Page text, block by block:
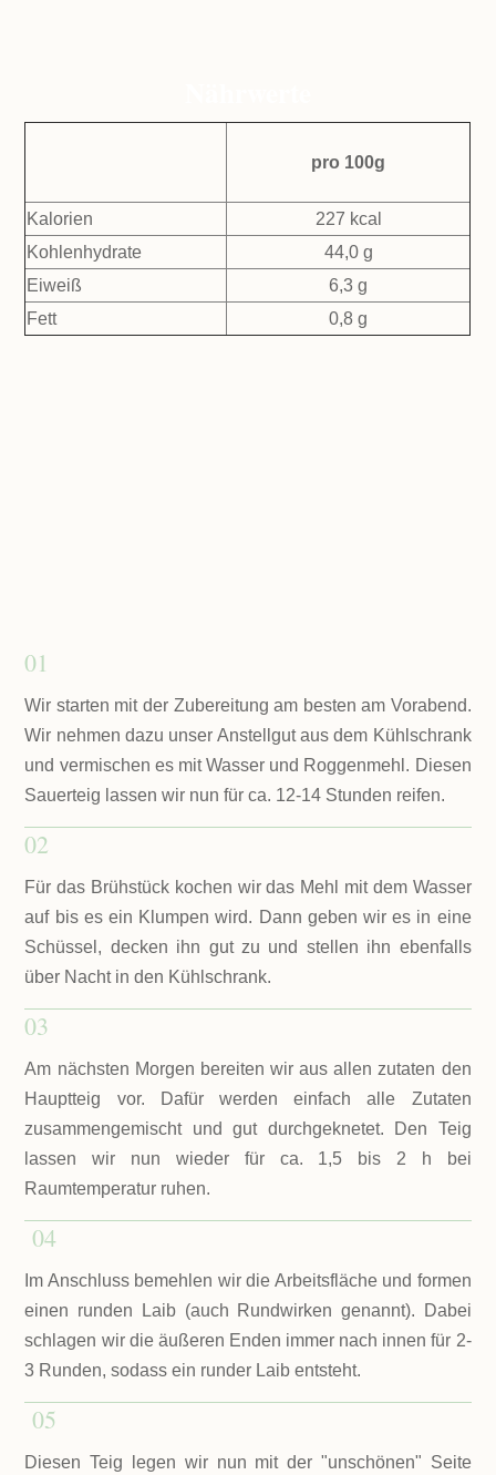
pro 100g
Kalorien
227 kcal
Kohlenhydrate
44,0 g
Eiweiß
6,3 g
Fett
0,8 g
01
Wir starten mit der Zubereitung am besten am Vorabend.
Wir nehmen dazu unser Anstellgut aus dem Kühlschrank
und vermischen es mit Wasser und Roggenmehl. Diesen
Sauerteig lassen wir nun für ca. 12-14 Stunden reifen.
02
Für das Brühstück kochen wir das Mehl mit dem Wasser
auf bis es ein Klumpen wird. Dann geben wir es in eine
Schüssel, decken ihn gut zu und stellen ihn ebenfalls
über Nacht in den Kühlschrank.
03
Am nächsten Morgen bereiten wir aus allen zutaten den
Hauptteig vor. Dafür werden einfach alle Zutaten
zusammengemischt und gut durchgeknetet. Den Teig
lassen wir nun wieder für ca. 1,5 bis 2 h bei
Raumtemperatur ruhen.
04
Im Anschluss bemehlen wir die Arbeitsfläche und formen
einen runden Laib (auch Rundwirken genannt). Dabei
schlagen wir die äußeren Enden immer nach innen für 2-
3 Runden, sodass ein runder Laib entsteht.
05
Diesen Teig legen wir nun mit der "unschönen" Seite